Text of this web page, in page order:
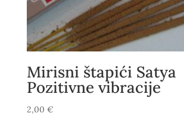
Mirisni štapići Satya
Pozitivne vibracije
2,00 €